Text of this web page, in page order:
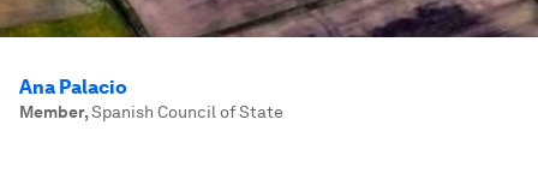
Ana Palacio
Member,Spanish Council of State